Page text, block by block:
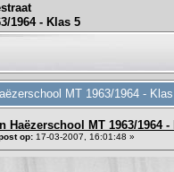
1964 - Klas 5
MT 1963/1964 -
Haëzerschool MT 1963/1964 -
op: 17-03-2007, 16:01:48 »